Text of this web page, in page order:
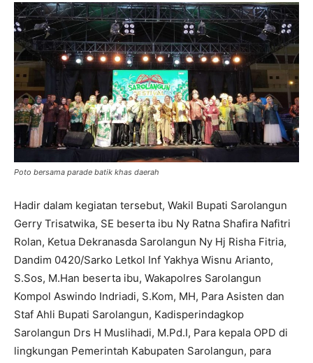
Poto bersama parade batik khas daerah
Hadir dalam kegiatan tersebut, Wakil Bupati Sarolangun
Gerry Trisatwika, SE beserta ibu Ny Ratna Shafira Nafitri
Rolan, Ketua Dekranasda Sarolangun Ny Hj Risha Fitria,
Dandim 0420/Sarko Letkol Inf Yakhya Wisnu Arianto,
S.Sos, M.Han beserta ibu, Wakapolres Sarolangun
Kompol Aswindo Indriadi, S.Kom, MH, Para Asisten dan
Staf Ahli Bupati Sarolangun, Kadisperindagkop
Sarolangun Drs H Muslihadi, M.Pd.I, Para kepala OPD di
lingkungan Pemerintah Kabupaten Sarolangun, para